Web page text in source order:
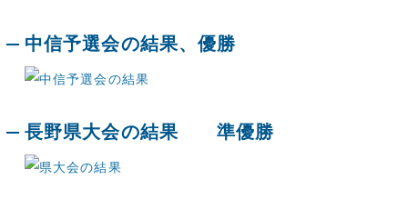
中信予選会の結果、優勝
長野県大会の結果 準優勝